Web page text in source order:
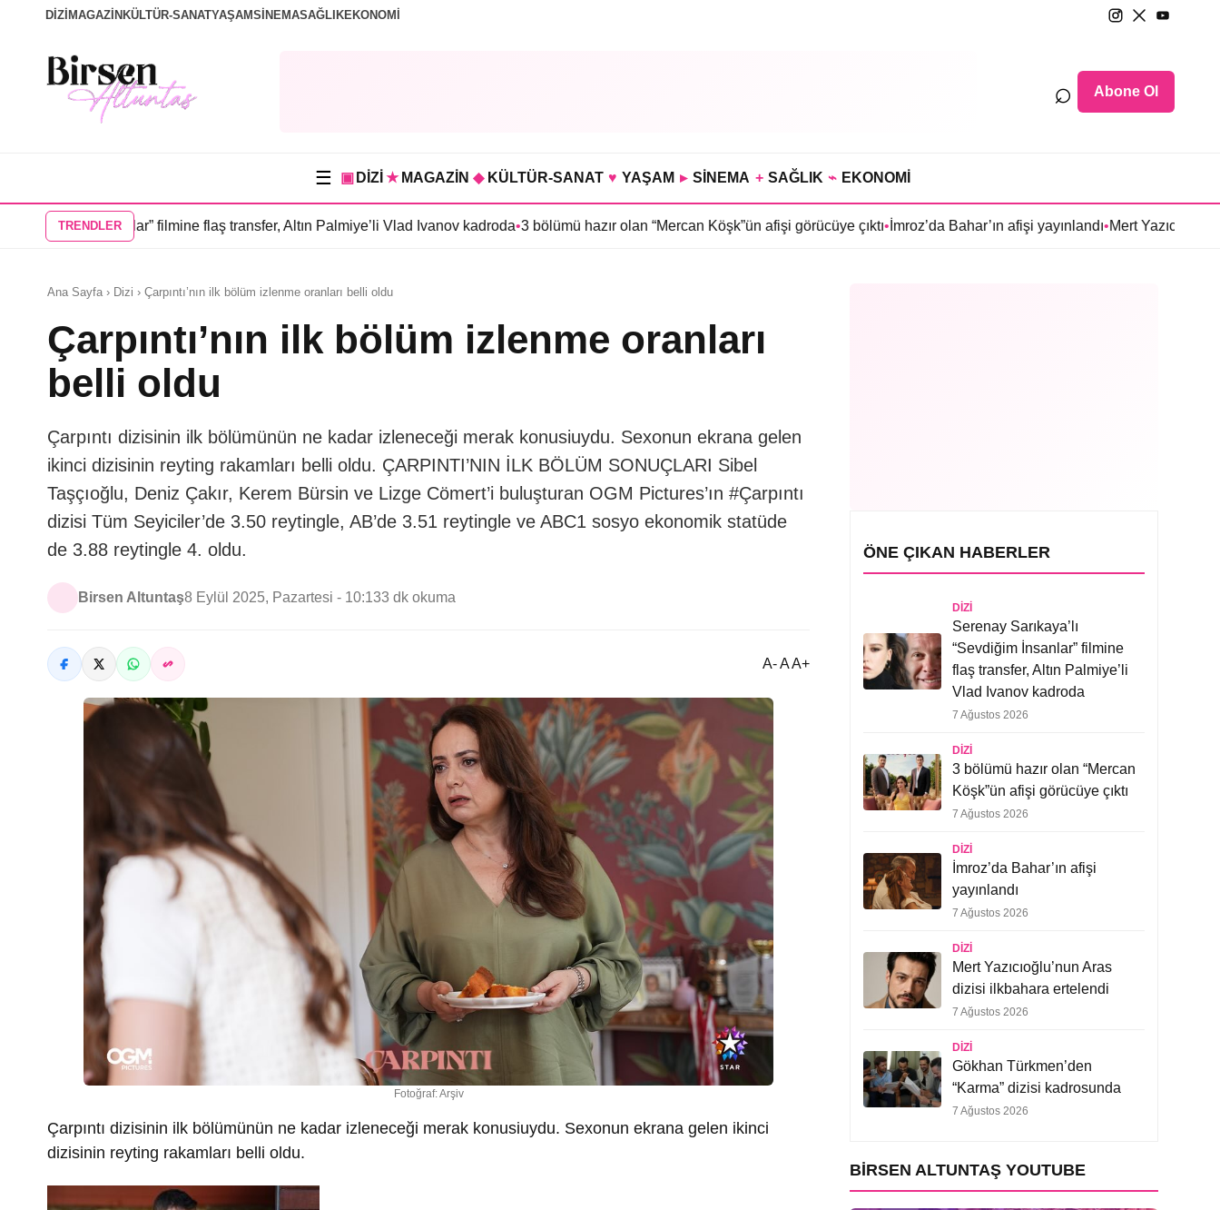
DİZİ MAGAZİN KÜLTÜR-SANATYAŞAMSİNEMASAĞLIKEKONOMİ
⌕ Abone Ol
☰ ▣ DİZİ ★ MAGAZİN ◆ KÜLTÜR-SANAT ♥ YAŞAM ▸ SİNEMA + SAĞLIK ⌁ EKONOMİ
TRENDLER
İnsanlar” filmine flaş transfer, Altın Palmiye’li Vlad Ivanov kadroda•3 bölümü hazır olan “Mercan Köşk”ün afişi görücüye çıktı•İmroz’da Bahar’ın afişi yayınlandı •Mert Yazıcıoğlu’nun Aras
Ana Sayfa › Dizi › Çarpıntı’nın ilk bölüm izlenme oranları belli oldu
Çarpıntı’nın ilk bölüm izlenme oranları
belli oldu
Çarpıntı dizisinin ilk bölümünün ne kadar izleneceği merak konusiuydu. Sexonun ekrana gelen
ikinci dizisinin reyting rakamları belli oldu. ÇARPINTI’NIN İLK BÖLÜM SONUÇLARI Sibel
Taşçıoğlu, Deniz Çakır, Kerem Bürsin ve Lizge Cömert’i buluşturan OGM Pictures’ın #Çarpıntı
dizisi Tüm Seyiciler’de 3.50 reytingle, AB’de 3.51 reytingle ve ABC1 sosyo ekonomik statüde
de 3.88 reytingle 4. oldu.
Birsen Altuntaş8 Eylül 2025, Pazartesi - 10:133 dk okuma
A- A A+
Fotoğraf: Arşiv
Çarpıntı dizisinin ilk bölümünün ne kadar izleneceği merak konusiuydu. Sexonun ekrana gelen ikinci
dizisinin reyting rakamları belli oldu.
ÖNE ÇIKAN HABERLER
DIZI
Serenay Sarıkaya’lı
“Sevdiğim İnsanlar” filmine
flaş transfer, Altın Palmiye’li
Vlad Ivanov kadroda
7 Ağustos 2026
DIZI
3 bölümü hazır olan “Mercan
Köşk”ün afişi görücüye çıktı
7 Ağustos 2026
DIZI
İmroz’da Bahar’ın afişi
yayınlandı
7 Ağustos 2026
DIZI
Mert Yazıcıoğlu’nun Aras
dizisi ilkbahara ertelendi
7 Ağustos 2026
DIZI
Gökhan Türkmen’den
“Karma” dizisi kadrosunda
7 Ağustos 2026
BIRSEN ALTUNTAŞ YOUTUBE